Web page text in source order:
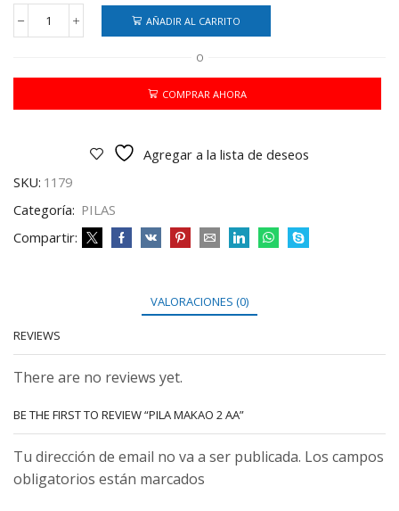
PILA
AA
AÑADIR AL CARRITO
O
COMPRAR AHORA
Agregar a la lista de deseos
SKU: 1179
Categoría: PILAS
Compartir:
VALORACIONES (0)
REVIEWS
There are no reviews yet.
BE THE FIRST TO REVIEW “PILA MAKAO 2 AA”
Tu dirección de email no va a ser publicada. Los campos
obligatorios están marcados